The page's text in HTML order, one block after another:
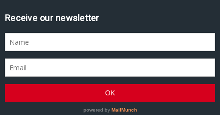
Receive our newsletter